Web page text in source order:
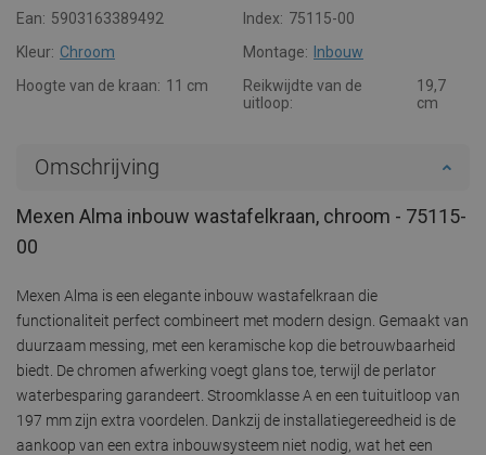
Ean: 5903163389492 Index: 75115-00
Kleur: Chroom Montage:
Inbouw
Hoogte van de kraan: 11 cm
Reikwijdte van de
uitloop:
19,7
cm
Omschrijving
Mexen Alma inbouw wastafelkraan, chroom - 75115-
00
Mexen Alma is een elegante inbouw wastafelkraan die
functionaliteit perfect combineert met modern design. Gemaakt van
duurzaam messing, met een keramische kop die betrouwbaarheid
biedt. De chromen afwerking voegt glans toe, terwijl de perlator
waterbesparing garandeert. Stroomklasse A en een tuituitloop van
197 mm zijn extra voordelen. Dankzij de installatiegereedheid is de
aankoop van een extra inbouwsysteem niet nodig, wat het een